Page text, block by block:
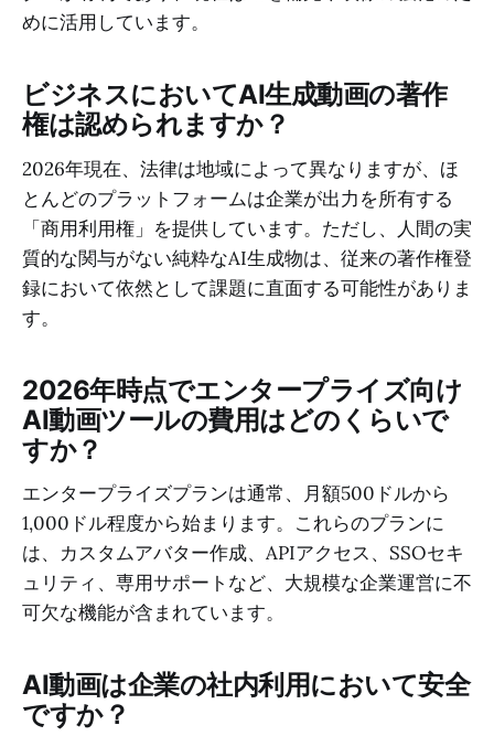
めに活用しています。
ビジネスにおいてAI生成動画の著作
権は認められますか？
2026年現在、法律は地域によって異なりますが、ほ
とんどのプラットフォームは企業が出力を所有する
「商用利用権」を提供しています。ただし、人間の実
質的な関与がない純粋なAI生成物は、従来の著作権登
録において依然として課題に直面する可能性がありま
す。
2026年時点でエンタープライズ向け
AI動画ツールの費用はどのくらいで
すか？
エンタープライズプランは通常、月額500ドルから
1,000ドル程度から始まります。これらのプランに
は、カスタムアバター作成、APIアクセス、SSOセキ
ュリティ、専用サポートなど、大規模な企業運営に不
可欠な機能が含まれています。
AI動画は企業の社内利用において安全
ですか？